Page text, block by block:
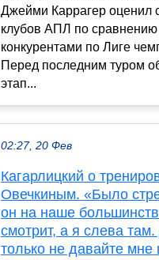
Джейми Каррагер оценил
клубов АПЛ по сравнению
конкурентами по Лиге
Перед последним туром
этап...
02:27, 20 Фев
Кагарлицкий о
Овечкиным. «Было
он на наше
смотрит, а я слева
только не давайте